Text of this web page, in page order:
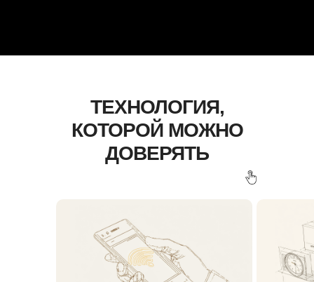
ТЕХНОЛОГИЯ,
КОТОРОЙ МОЖНО
ДОВЕРЯТЬ